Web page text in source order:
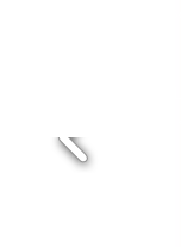
Location 48h